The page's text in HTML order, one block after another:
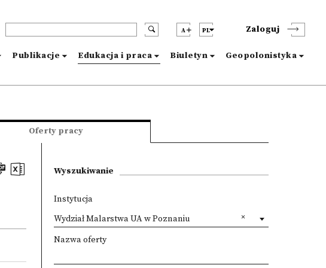
A PL Zaloguj
Publikacje Edukacja i praca Biuletyn Geopolonistyka
Oferty pracy
Wyszukiwanie
Instytucja
Wydział Malarstwa UA w Poznaniu
Nazwa oferty